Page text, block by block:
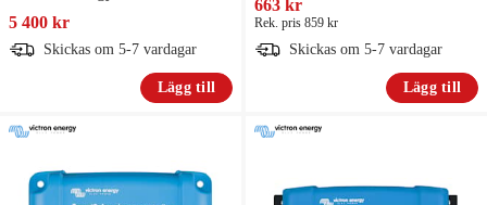
5 400 kr
Skickas om 5-7 vardagar
Lägg till
663 kr
Rek. pris 859 kr
Skickas om 5-7 vardagar
Lägg till